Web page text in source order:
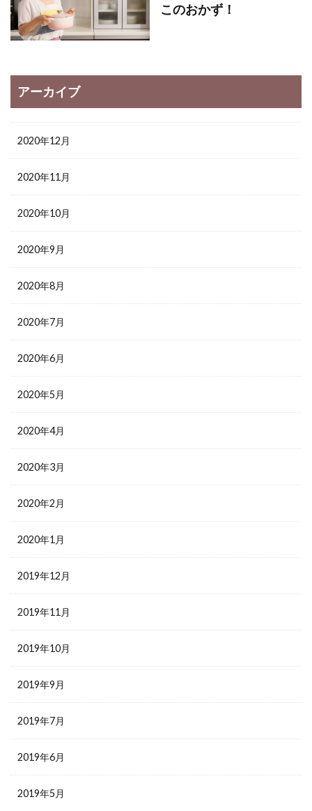
このおかず！
アーカイブ
2020年12月
2020年11月
2020年10月
2020年9月
2020年8月
2020年7月
2020年6月
2020年5月
2020年4月
2020年3月
2020年2月
2020年1月
2019年12月
2019年11月
2019年10月
2019年9月
2019年7月
2019年6月
2019年5月